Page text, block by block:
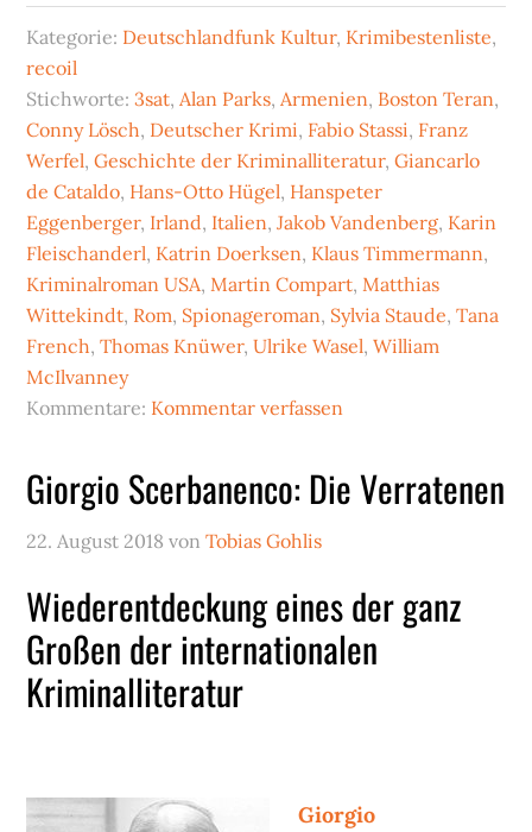
Kategorie: Deutschlandfunk Kultur, Krimibestenliste,
recoil
Stichworte:3sat,Alan Parks,Armenien, Boston Teran,
Conny Lösch, Deutscher Krimi, Fabio Stassi, Franz
Werfel,Geschichte der Kriminalliteratur,Giancarlo
de Cataldo, Hans-Otto Hügel, Hanspeter
Eggenberger, Irland, Italien,Jakob Vandenberg, Karin
Fleischanderl, Katrin Doerksen, Klaus Timmermann,
Kriminalroman USA,Martin Compart,Matthias
Wittekindt, Rom, Spionageroman, Sylvia Staude,Tana
French,Thomas Knüwer,Ulrike Wasel,William
McIlvanney
Kommentare: Kommentar verfassen
Giorgio Scerbanenco: Die Verratenen
22. August 2018 vonTobias Gohlis
Wiederentdeckung eines der ganz
Großen der internationalen
Kriminalliteratur
Giorgio